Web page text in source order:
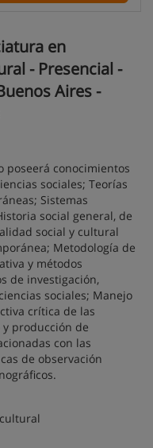
en
- Presencial -
Aires -
poseerá conocimientos
sociales; Teorías
Sistemas
social general, de
social y cultural
Metodología de
y métodos
de investigación,
sociales; Manejo
crítica de las
producción de
con las
de observación